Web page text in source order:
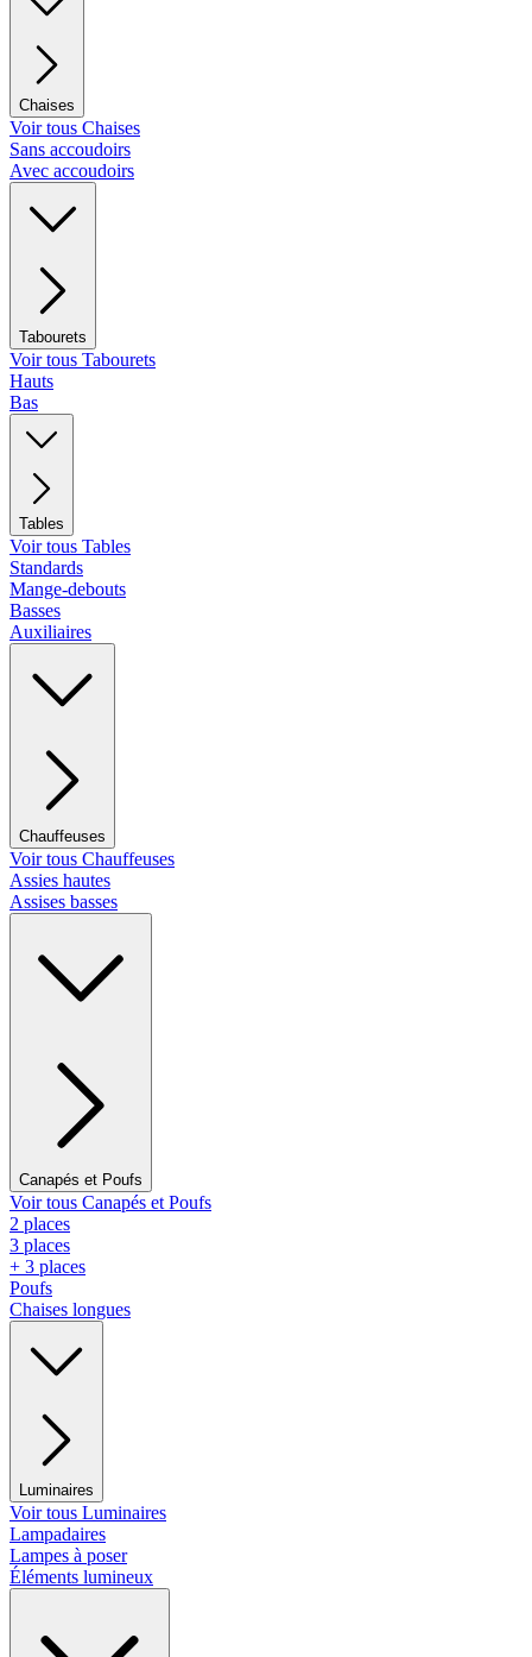
Chaises
Voir tous Chaises
Sans accoudoirs
Avec accoudoirs
Tabourets
Voir tous Tabourets
Hauts
Bas
Tables
Voir tous Tables
Standards
Mange-debouts
Basses
Auxiliaires
Chauffeuses
Voir tous Chauffeuses
Assies hautes
Assises basses
Canapés et Poufs
Voir tous Canapés et Poufs
2 places
3 places
+ 3 places
Poufs
Chaises longues
Luminaires
Voir tous Luminaires
Lampadaires
Lampes à poser
Éléments lumineux